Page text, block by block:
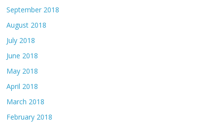
September 2018
August 2018
July 2018
June 2018
May 2018
April 2018
March 2018
February 2018